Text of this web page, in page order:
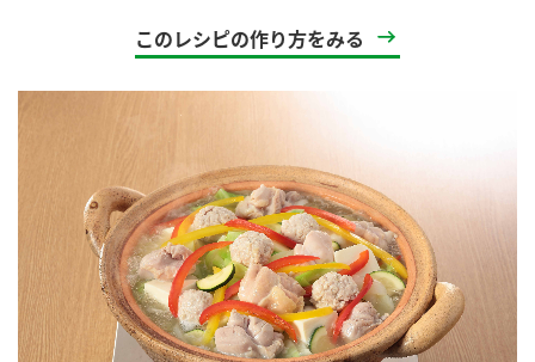
このレシピの作り方をみる